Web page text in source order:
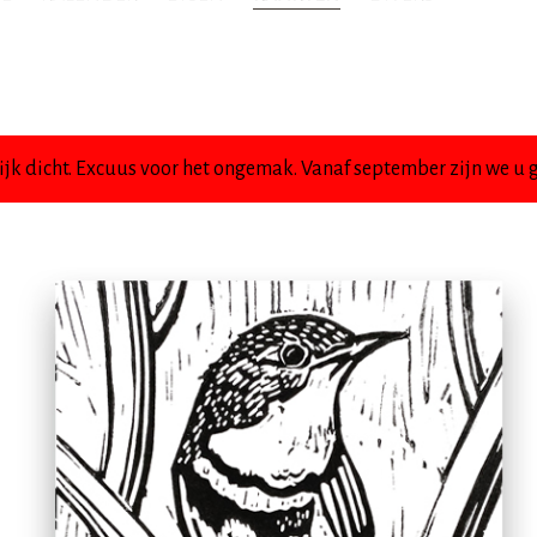
dicht. Excuus voor het ongemak. Vanaf september zijn we u